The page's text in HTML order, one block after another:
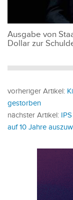
Ausgabe von
Dollar zur
vorheriger Artikel:
gestorben
nächster Artikel:
auf 10 Jahre